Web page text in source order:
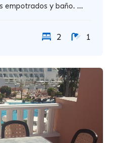
empotrados y baño. ...
2 1